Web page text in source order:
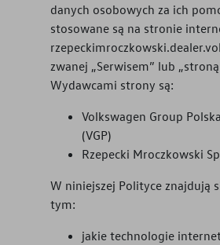
danych osobowych za ich
stosowane są na stronie
zwanej „Serwisem” lub
Wydawcami strony są:
Volkswagen Group
(VGP)
Rzepecki Mroczkowski
W niniejszej Polityce znajdują
tym:
jakie technologie